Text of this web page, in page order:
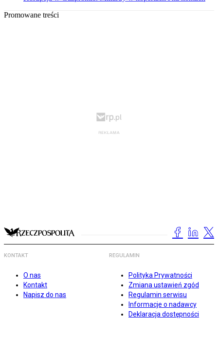
Promowane treści
KONTAKT
O nas
Kontakt
Napisz do nas
REGULAMIN
Polityka Prywatności
Zmiana ustawień zgód
Regulamin serwisu
Informacje o nadawcy
Deklaracja dostępności